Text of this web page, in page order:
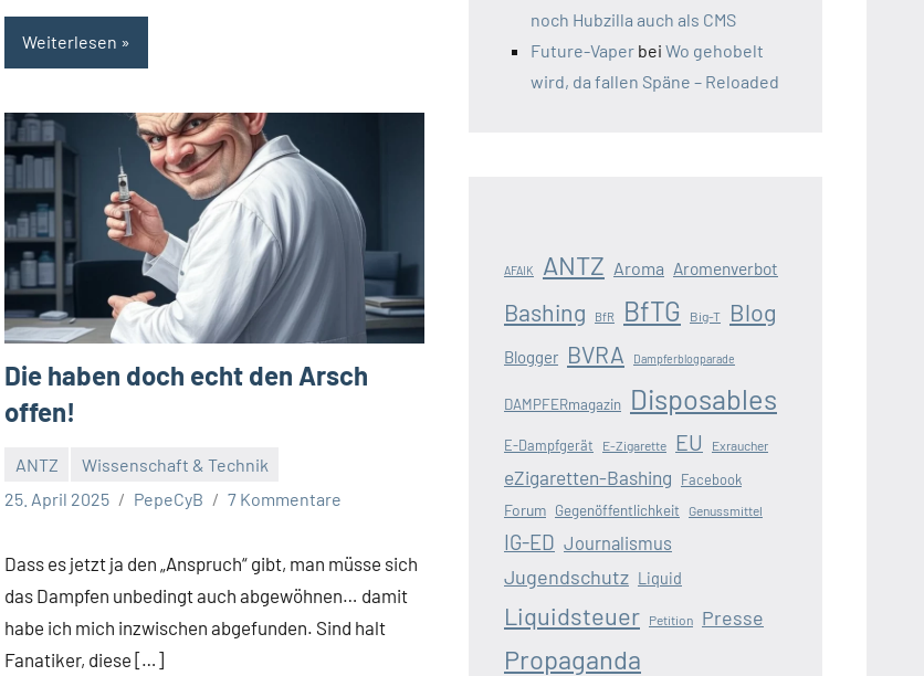
Weiterlesen
Die haben doch echt den Arsch
offen!
ANTZ
Wissenschaft & Technik
25. April 2025
PepeCyB 7 Kommentare
Dass es jetzt ja den „Anspruch“ gibt, man müsse sich
das Dampfen unbedingt auch abgewöhnen… damit
habe ich mich inzwischen abgefunden. Sind halt
Fanatiker, diese […]
noch Hubzilla auch als CMS
Future-Vaper bei Wo gehobelt
wird, da fallen Späne – Reloaded
AFAIK ANTZ Aroma Aromenverbot
Bashing BfR BfTG Big-T Blog
Blogger BVRA Dampferblogparade
DAMPFERmagazin Disposables
E-Dampfgerät E-Zigarette EU Exraucher
eZigaretten-Bashing Facebook
Forum Gegenöffentlichkeit Genussmittel
IG-ED Journalismus
Jugendschutz Liquid
Liquidsteuer Petition Presse
Propaganda